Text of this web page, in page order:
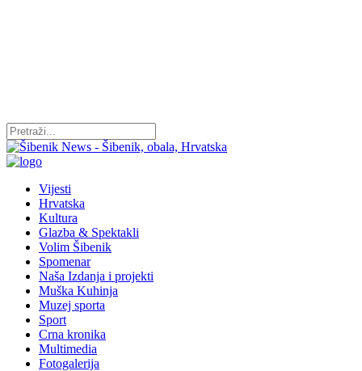
Vijesti
Hrvatska
Kultura
Glazba & Spektakli
Volim Šibenik
Spomenar
Naša Izdanja i projekti
Muška Kuhinja
Muzej sporta
Sport
Crna kronika
Multimedia
Fotogalerija